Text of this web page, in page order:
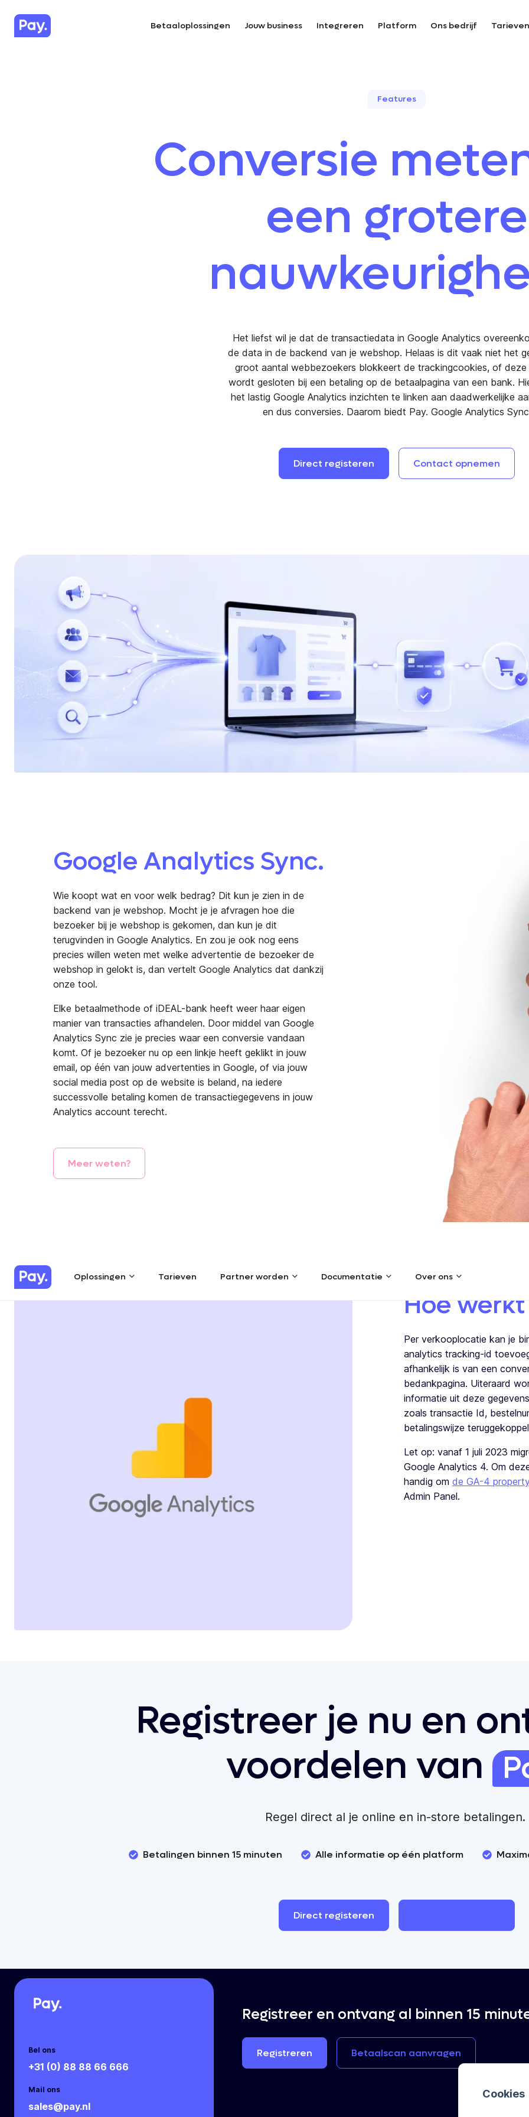
Cookies
Betaaloplossingen Jouw business Integreren Platform Ons bedrijf Tarieven
Features
Conversie
een grotere
Het liefst wil je dat de transactiedata in Google Analytics
de data in de backend van je webshop. Helaas is dit vaak niet het
groot aantal webbezoekers blokkeert de trackingcookies, of deze
wordt gesloten bij een betaling op de betaalpagina van een bank.
het lastig Google Analytics inzichten te linken aan daadwerkelijke
en dus conversies. Daarom biedt Pay. Google Analytics
Direct registeren Contact opnemen
Google Analytics Sync.
Wie koopt wat en voor welk bedrag? Dit kun je zien in de
backend van je webshop. Mocht je je afvragen hoe die
bezoeker bij je webshop is gekomen, dan kun je dit
terugvinden in Google Analytics. En zou je ook nog eens
precies willen weten met welke advertentie de bezoeker de
webshop in gelokt is, dan vertelt Google Analytics dat dankzij
onze tool.
Elke betaalmethode of iDEAL-bank heeft weer haar eigen
manier van transacties afhandelen. Door middel van Google
Analytics Sync zie je precies waar een conversie vandaan
komt. Of je bezoeker nu op een linkje heeft geklikt in jouw
email, op één van jouw advertenties in Google, of via jouw
social media post op de website is beland, na iedere
successvolle betaling komen de transactiegegevens in jouw
Analytics account terecht.
Meerweten?
Oplossingen Tarieven Partner worden Documentatie Over ons
Oplossingen Tarieven Partner worden Documentatie Over ons
Hoe
Per verkooplocatie kan je
analytics tracking-id
afhankelijk is van een
bedankpagina. Uiteraard
informatie uit deze
zoals transactie Id,
betalingswijze
Let op: vanaf 1 juli 2023
Google Analytics 4. Om
handig om de GA-4
Admin Panel.
Registreer je nu en
voordelen van
Regel direct al je online en in-store betalingen.
Betalingen binnen 15 minuten Alle informatie op één platform
Direct registeren
Bel ons
+31 (0) 88 88 66 666
Mail ons
sales@pay.nl
Registreer en ontvang al binnen 15
Registreren Betaalscan aanvragen